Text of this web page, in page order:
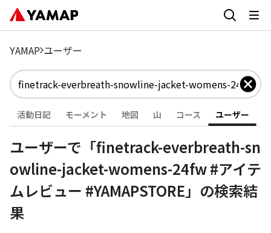
YAMAP ユーザー
活動日記 モーメント 地図 山 コース ユーザー
ユーザーで「finetrack-everbreath-sn
owline-jacket-womens-24fw #アイテ
ムレビュー #YAMAPSTORE」の検索結
果